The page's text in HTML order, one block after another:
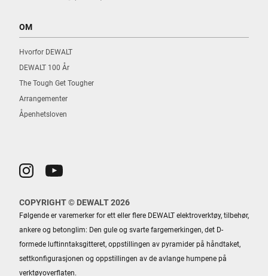
OM
Hvorfor DEWALT
DEWALT 100 År
The Tough Get Tougher
Arrangementer
Åpenhetsloven
COPYRIGHT © DEWALT 2026
Følgende er varemerker for ett eller flere DEWALT elektroverktøy, tilbehør,
ankere og betonglim: Den gule og svarte fargemerkingen, det D-
formede luftinntaksgitteret, oppstillingen av pyramider på håndtaket,
settkonfigurasjonen og oppstillingen av de avlange humpene på
verktøyoverflaten.